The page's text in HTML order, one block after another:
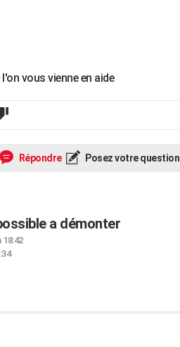
vous vienne en aide
Répondre Posez votre question
a démonter
18:42